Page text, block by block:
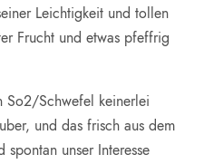
Leichtigkeit und tollen
Frucht und etwas pfeffrig
So2/Schwefel keinerlei
und das frisch aus dem
unser Interesse